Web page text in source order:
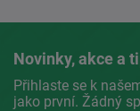
Novinky, akce a
Přihlaste se k
jako první. Žádný